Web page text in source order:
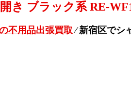
き ブラック系 RE-
不用品出張買取⁄新宿区でシ